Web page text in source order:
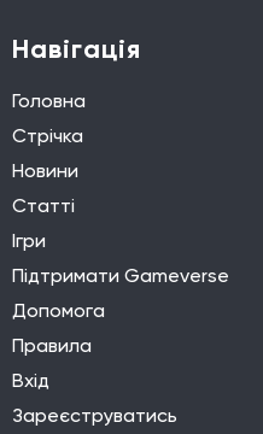
Навігація
Головна
Стрічка
Новини
Статті
Ігри
Підтримати Gameverse
Допомога
Правила
Вхід
Зареєструватись